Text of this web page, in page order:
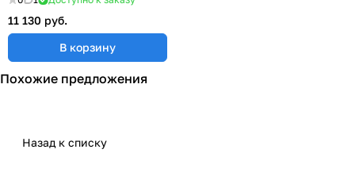
11 130 руб.
В корзину
Похожие предложения
Назад к списку